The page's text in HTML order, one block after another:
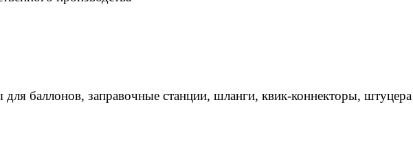
баллонов, заправочные станции, шланги, квик-коннекторы,